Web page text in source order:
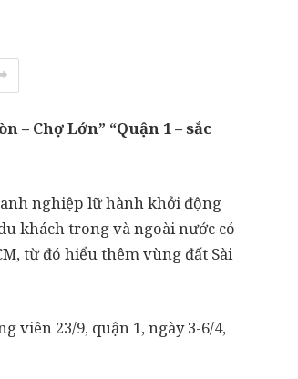
– Chợ Lớn” “Quận 1 – sắc
nghiệp lữ hành khởi động
khách trong và ngoài nước có
từ đó hiểu thêm vùng đất Sài
viên 23/9, quận 1, ngày 3-6/4,